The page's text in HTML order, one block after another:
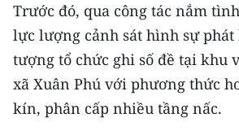
RADIO
MEDIA CENTER
E-Magazine
Trước đó, qua công tác nắm
lực lượng cảnh sát hình sự
tượng tổ chức ghi số đề tại khu
xã Xuân Phú với phương thức
kín, phân cấp nhiều tầng nấc.